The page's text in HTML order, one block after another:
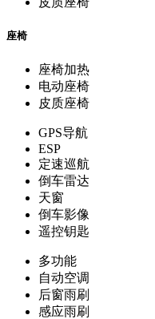
座椅
座椅加热
电动座椅
皮质座椅
GPS导航
ESP
定速巡航
倒车雷达
天窗
倒车影像
遥控钥匙
多功能
自动空调
后窗雨刷
感应雨刷